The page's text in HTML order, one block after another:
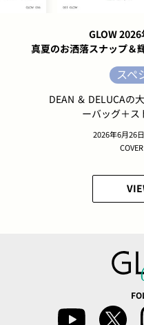
GLOW
真夏のお洒落スナップ＆
スペ
DEAN ＆ DELUCAの
ーバッグ＋ス
2026年6月26